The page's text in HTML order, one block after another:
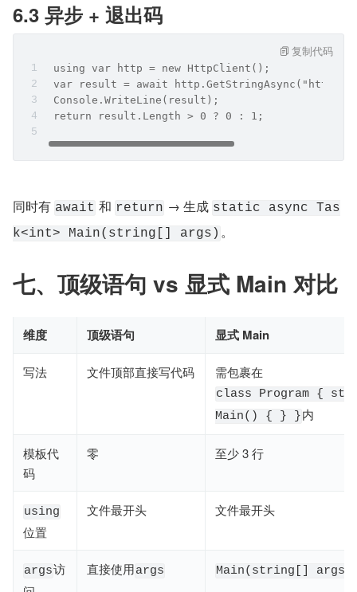
6.3 异步 + 退出码
using var http = new HttpClient();
var result = await http.GetStringAsync("https://
Console.WriteLine(result);
return result.Length > 0 ? 0 : 1;
复制代码
同时有 await ​ 和 return ​ → 生成 static async Tas
k<int> Main(string[] args) 。
七、顶级语句 vs 显式 Main 对比
维度 顶级语句 显式 Main
写法 文件顶部直接写代码 需包裹在
class Program {
Main() { } }内
模板代
码
零 至少 3 行
using
位置
文件最开头 文件最开头
args访
直接使用args Main(string[] args)